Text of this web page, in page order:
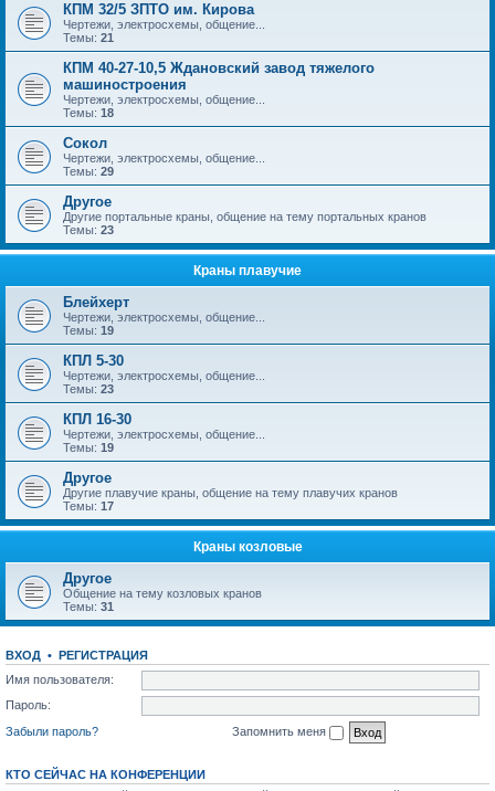
КПМ 32/5 ЗПТО им. Кирова
Чертежи, электросхемы, общение...
Темы: 21
КПМ 40-27-10,5 Ждановский завод тяжелого
машиностроения
Чертежи, электросхемы, общение...
Темы: 18
Сокол
Чертежи, электросхемы, общение...
Темы: 29
Другое
Другие портальные краны, общение на тему портальных кранов
Темы: 23
Краны плавучие
Блейхерт
Чертежи, электросхемы, общение...
Темы: 19
КПЛ 5-30
Чертежи, электросхемы, общение...
Темы: 23
КПЛ 16-30
Чертежи, электросхемы, общение...
Темы: 19
Другое
Другие плавучие краны, общение на тему плавучих кранов
Темы: 17
Краны козловые
Другое
Общение на тему козловых кранов
Темы: 31
ВХОД • РЕГИСТРАЦИЯ
Имя пользователя:
Пароль:
Забыли пароль?
Запомнить меня
КТО СЕЙЧАС НА КОНФЕРЕНЦИИ